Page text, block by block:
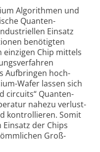
Algorithmen und
Quanten­
Einsatz
benötigten
einzigen Chip mittels
Aufbringen hoch­
Wafer lassen sich
circuits“ Quanten­
nahezu verlust­
kontrol­lieren. Somit
der Chips
Groß­